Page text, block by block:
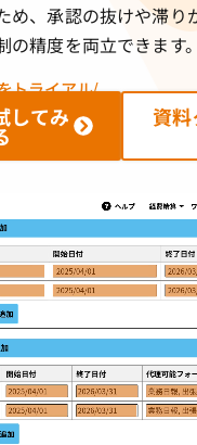
め、承認の抜けや滞り
精度を両立できます。
トライアル/
してみ 資